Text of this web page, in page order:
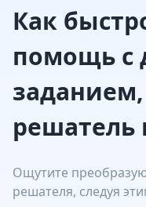
Как
помощь
решатель
Ощутите
решателя, следуя